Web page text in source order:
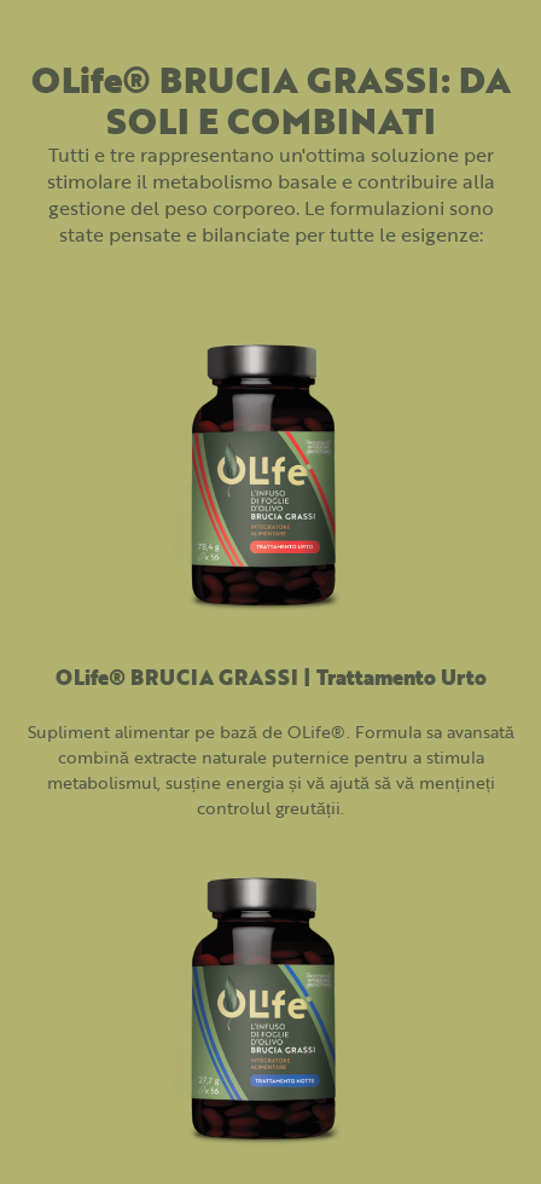
OLife® BRUCIA GRASSI: DA
SOLI E COMBINATI
Tutti e tre rappresentano un'ottima soluzione per
stimolare il metabolismo basale e contribuire alla
gestione del peso corporeo. Le formulazioni sono
state pensate e bilanciate per tutte le esigenze:
OLife® BRUCIA GRASSI | Trattamento Urto
Supliment alimentar pe bază de OLife®. Formula sa avansată
combină extracte naturale puternice pentru a stimula
metabolismul, susține energia și vă ajută să vă mențineți
controlul greutății.